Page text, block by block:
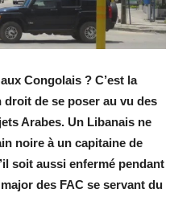
Congo­lais ? C’est la
de se po­ser au vu des
Arabes. Un Li­ba­nais ne
noire à un ca­pi­taine de
soit aussi en­fermé pen­dant
des FAC se ser­vant du